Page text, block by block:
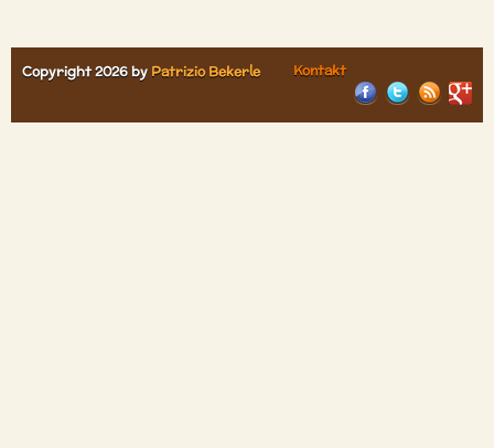
Copyright 2026 by Patrizio Bekerle Kontakt